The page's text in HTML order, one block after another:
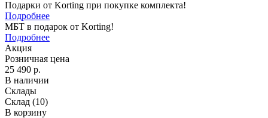
Подарки от Korting при покупке комплекта!
Подробнее
МБТ в подарок от Korting!
Подробнее
Акция
Розничная цена
25 490 р.
В наличии
Склады
Склад (10)
В корзину